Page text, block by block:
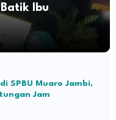
Ibu
SPBU Muaro Jambi,
Jam